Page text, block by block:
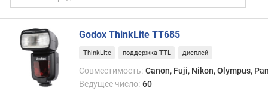
н
и
я
п
о
к
Godox ThinkLite TT685
ThinkLite поддержка TTL дисплей
Совместимость: Canon, Fuji, Nikon, Olympus,
Ведущее число: 60